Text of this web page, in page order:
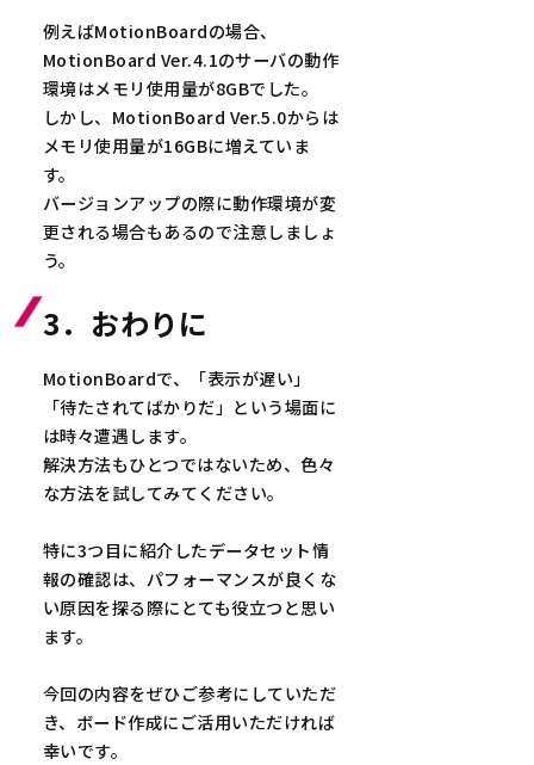
例えばMotionBoardの場合、
MotionBoard Ver.4.1のサーバの動作
環境はメモリ使用量が8GBでした。
しかし、MotionBoard Ver.5.0からは
メモリ使用量が16GBに増えていま
す。
バージョンアップの際に動作環境が変
更される場合もあるので注意しましょ
う。
3．おわりに
MotionBoardで、「表示が遅い」
「待たされてばかりだ」という場面に
は時々遭遇します。
解決方法もひとつではないため、色々
な方法を試してみてください。
特に3つ目に紹介したデータセット情
報の確認は、パフォーマンスが良くな
い原因を探る際にとても役立つと思い
ます。
今回の内容をぜひご参考にしていただ
き、ボード作成にご活用いただければ
幸いです。